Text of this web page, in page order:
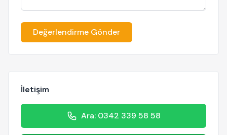
Değerlendirme Gönder
İletişim
Ara: 0342 339 58 58